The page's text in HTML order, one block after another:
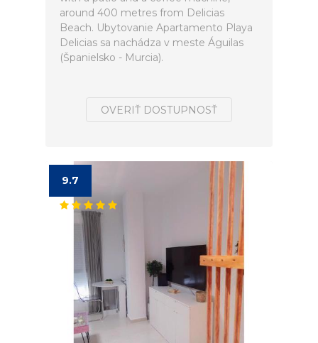
around 400 metres from Delicias
Beach. Ubytovanie Apartamento Playa
Delicias sa nachádza v meste Águilas
(Španielsko - Murcia).
OVERIŤ DOSTUPNOSŤ
9.7